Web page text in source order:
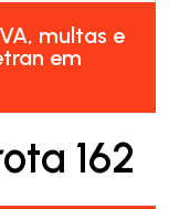
multas e
em
162